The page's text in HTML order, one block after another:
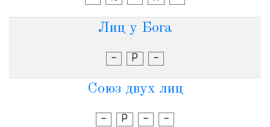
Лиц у Бога
- Р -
Союз двух лиц
- Р - -